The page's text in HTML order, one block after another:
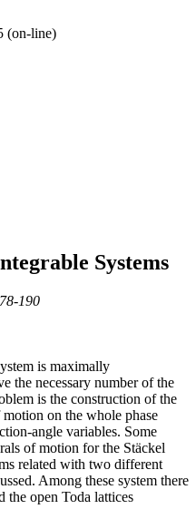
(on-line)
Systems
190
is maximally
the necessary number of the
is the construction of the
on the whole phase
angle variables. Some
of motion for the Stäckel
related with two different
Among these system there
the open Toda lattices